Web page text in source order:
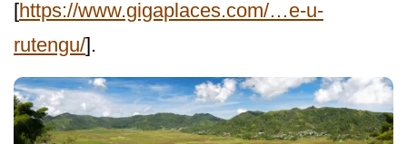
[https://www.gigaplaces.com/…e-u-
rutengu/].